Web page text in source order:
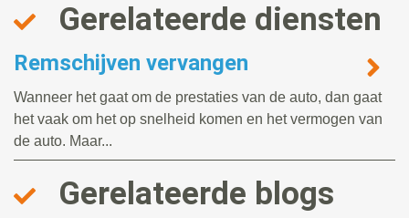
Gerelateerde diensten
Remschijven vervangen
Wanneer het gaat om de prestaties van de auto, dan gaat
het vaak om het op snelheid komen en het vermogen van
de auto. Maar...
Gerelateerde blogs